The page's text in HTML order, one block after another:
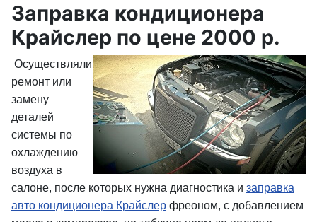
Заправка кондиционера
Крайслер по цене 2000 р.
Осуществляли
ремонт или
замену
деталей
системы по
охлаждению
воздуха в
салоне, после которых нужна диагностика и заправка
авто кондиционера Крайслер фреоном, с добавлением